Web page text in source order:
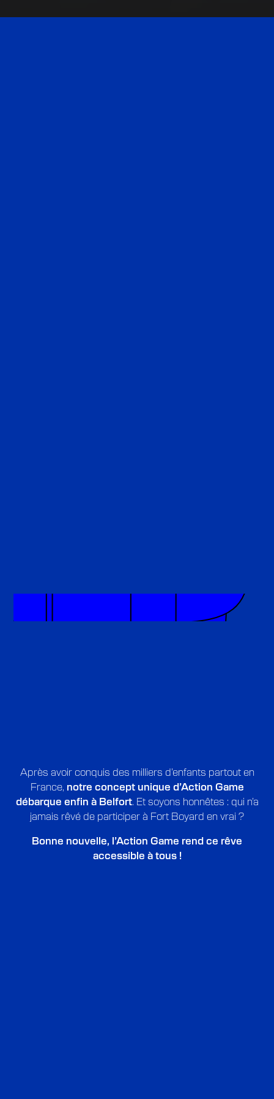
Après avoir conquis des milliers d’enfants partout en
France, notre concept unique d’Action Game
débarque enfin à Belfort. Et soyons honnêtes : qui n’a
jamais rêvé de participer à Fort Boyard en vrai ?
Bonne nouvelle, l’Action Game rend ce rêve
accessible à tous !